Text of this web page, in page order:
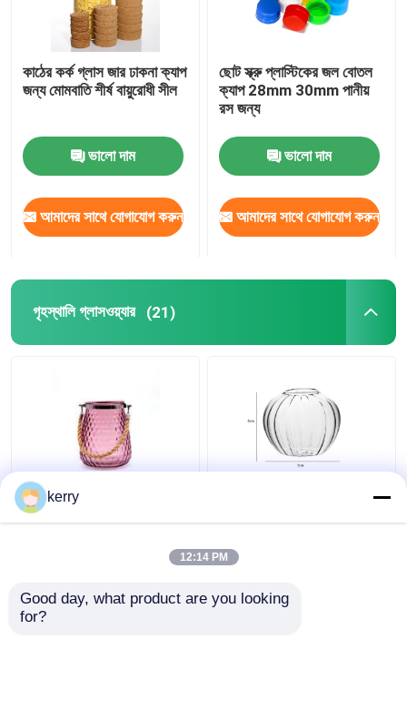
গৃহস্থালি গ্লাসওয়্যার
কাঠের কর্ক গ্লাস জার ঢাকনা ক্যাপ
জন্য মোমবাতি শীর্ষ বায়ুরোধী সীল
ভালো দাম
আমাদের সাথে যোগাযোগ করুন
ছোট স্ক্রু প্লাস্টিকের জল বোতল
ক্যাপ 28mm 30mm পানীয়
রস জন্য
ভালো দাম
আমাদের সাথে যোগাযোগ করুন
গৃহস্থালি গ্লাসওয়্যার (21)
কাস্টম ডিজাইন 5 ইঞ্চি 10 ইঞ্চি
ক্লাসিকাল সিলিন্ডার ফুলের গ্লাস
kerry
12:14 PM
Good day, what product are you looking
for?